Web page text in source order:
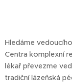
Hledáme
Centra komplexní
lékař převezme
tradiční lázeňská